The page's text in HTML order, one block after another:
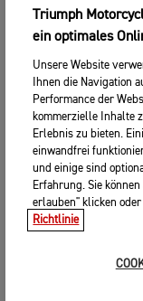
Triumph
ein optimales
Unsere Website
Ihnen die Navigation
Performance der
kommerzielle Inhalte
Erlebnis zu bieten.
einwandfrei
und einige sind
Erfahrung. Sie
erlauben" klicken
Richtlinie